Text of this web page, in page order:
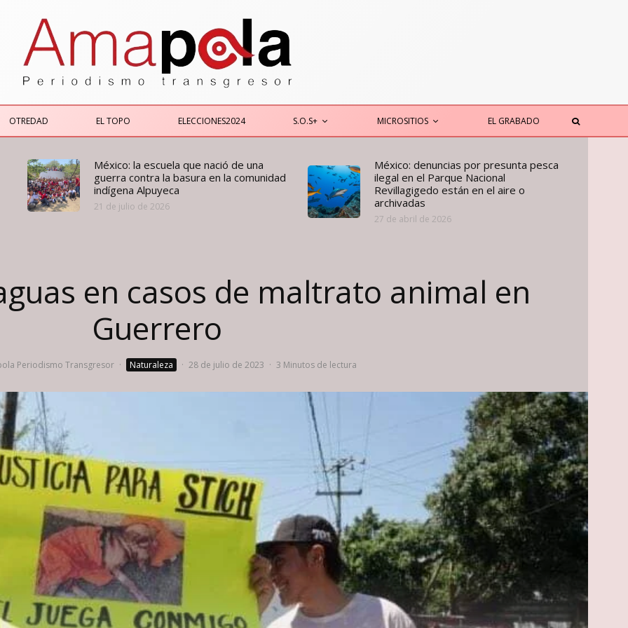
OTREDAD EL TOPO ELECCIONES2024 S.O.S+ MICROSITIOS EL GRABADO
México: la escuela que nació de una
guerra contra la basura en la comunidad
indígena Alpuyeca
21 de julio de 2026
México: denuncias por presunta pesca
ilegal en el Parque Nacional
Revillagigedo están en el aire o
archivadas
27 de abril de 2026
en casos de maltrato animal en
Guerrero
Periodismo Transgresor · Naturaleza · 28 de julio de 2023 · 3 Minutos de lectura